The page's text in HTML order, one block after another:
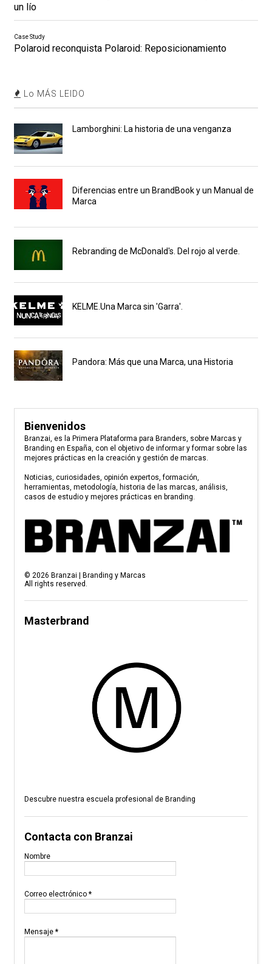
un lío
Case Study
Polaroid reconquista Polaroid: Reposicionamiento
Lo MÁS LEIDO
Lamborghini: La historia de una venganza
Diferencias entre un BrandBook y un Manual de
Marca
Rebranding de McDonald's. Del rojo al verde.
KELME.Una Marca sin 'Garra'.
Pandora: Más que una Marca, una Historia
Bienvenidos
Branzai, es la Primera Plataforma para Branders, sobre Marcas y
Branding en España, con el objetivo de informar y formar sobre las
mejores prácticas en la creación y gestión de marcas.
Noticias, curiosidades, opinión expertos, formación,
herramientas, metodología, historia de las marcas, análisis,
casos de estudio y mejores prácticas en branding.
© 2026 Branzai | Branding y Marcas
All rights reserved.
Masterbrand
Descubre nuestra escuela profesional de Branding
Contacta con Branzai
Nombre
Correo electrónico *
Mensaje *